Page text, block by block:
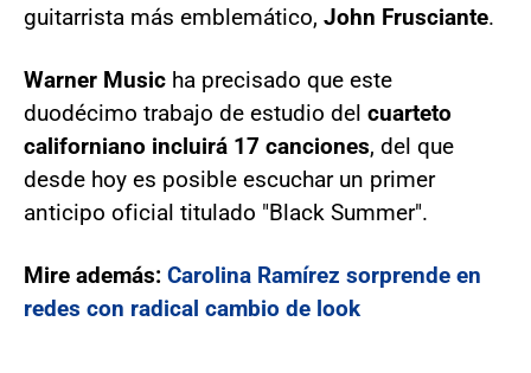
guitarrista más emblemático, John Frusciante.
Warner Music ha precisado que este
duodécimo trabajo de estudio del cuarteto
californiano incluirá 17 canciones, del que
desde hoy es posible escuchar un primer
anticipo oficial titulado "Black Summer".
Mire además: Carolina Ramírez sorprende en
redes con radical cambio de look